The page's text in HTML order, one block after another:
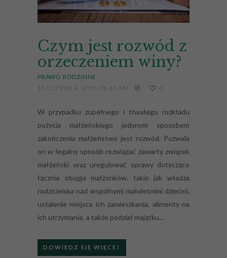
Czym jest rozwód z
orzeczeniem winy?
PRAWO RODZINNE
15 CZERWCA, 2021 05:41 AM
0
W przypadku zupełnego i trwałego rozkładu
pożycia małżeńskiego jedynym sposobem
zakończenia małżeństwa jest rozwód. Pozwala
on w legalny sposób rozwiązać zawarty związek
małżeński oraz uregulować sprawy dotyczące
łącznie obojga małżonków, takie jak władza
rodzicielska nad wspólnymi małoletnimi dziećmi,
ustalenie miejsca ich zamieszkania, alimenty na
ich utrzymanie, a także podział majątku...
DOWIEDZ SIĘ WIĘCEJ